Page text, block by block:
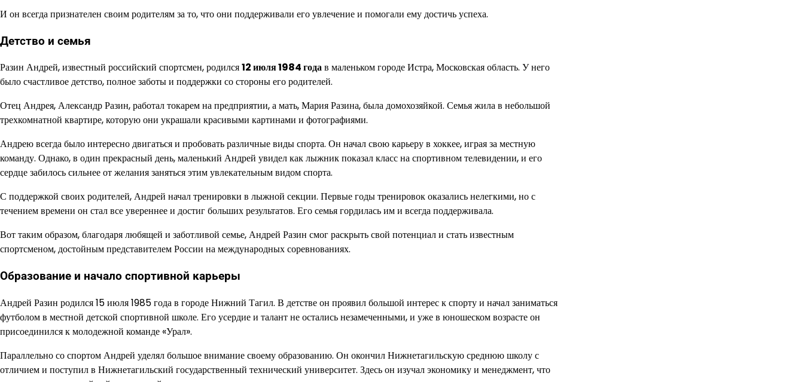
И он всегда признателен своим родителям за то, что они поддерживали его увлечение и помогали ему достичь успеха.
Детство и семья
Разин Андрей, известный российский спортсмен, родился12 июля 1984 годав маленьком городе Истра, Московская область. У него
было счастливое детство, полное заботы и поддержки со стороны его родителей.
Отец Андрея, Александр Разин, работал токарем на предприятии, а мать, Мария Разина, была домохозяйкой. Семья жила в небольшой
трехкомнатной квартире, которую они украшали красивыми картинами и фотографиями.
Андрею всегда было интересно двигаться и пробовать различные виды спорта. Он начал свою карьеру в хоккее, играя за местную
команду. Однако, в один прекрасный день, маленький Андрей увидел как лыжник показал класс на спортивном телевидении, и его
сердце забилось сильнее от желания заняться этим увлекательным видом спорта.
С поддержкой своих родителей, Андрей начал тренировки в лыжной секции. Первые годы тренировок оказались нелегкими, но с
течением времени он стал все увереннее и достиг больших результатов. Его семья гордилась им и всегда поддерживала.
Вот таким образом, благодаря любящей и заботливой семье, Андрей Разин смог раскрыть свой потенциал и стать известным
спортсменом, достойным представителем России на международных соревнованиях.
Образование и начало спортивной карьеры
Андрей Разин родился 15 июля 1985 года в городе Нижний Тагил. В детстве он проявил большой интерес к спорту и начал заниматься
футболом в местной детской спортивной школе. Его усердие и талант не остались незамеченными, и уже в юношеском возрасте он
присоединился к молодежной команде «Урал».
Параллельно со спортом Андрей уделял большое внимание своему образованию. Он окончил Нижнетагильскую среднюю школу с
отличием и поступил в Нижнетагильский государственный технический университет. Здесь он изучал экономику и менеджмент, что